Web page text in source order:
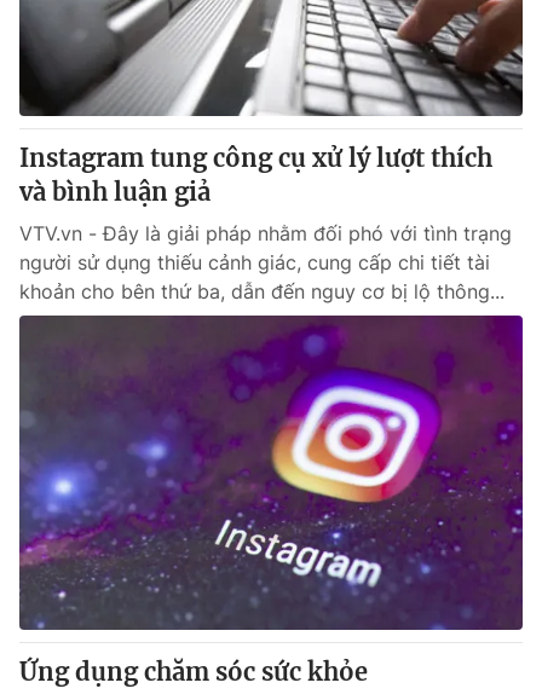
Instagram tung công cụ xử lý lượt thích
và bình luận giả
VTV.vn - Đây là giải pháp nhằm đối phó với tình trạng
người sử dụng thiếu cảnh giác, cung cấp chi tiết tài
khoản cho bên thứ ba, dẫn đến nguy cơ bị lộ thông...
Ứng dụng chăm sóc sức khỏe